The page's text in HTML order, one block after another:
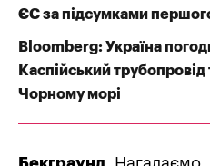
ЄС за підсумками
Bloomberg: Україна
Каспійський
Чорному морі